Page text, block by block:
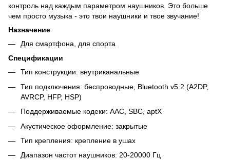
контроль над каждым параметром наушников. Это больше
чем просто музыка - это твои наушники и твое звучание!
Назначение
Для смартфона, для спорта
Спецификации
Тип конструкции: внутриканальные
Тип подключения: беспроводные, Bluetooth v5.2 (A2DP,
AVRCP, HFP, HSP)
Поддерживаемые кодеки: AAC, SBC, aptX
Акустическое оформление: закрытые
Тип крепления: крепление в ушах
Диапазон частот наушников: 20-20000 Гц